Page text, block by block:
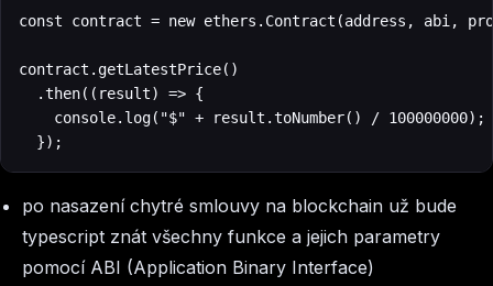
const contract = new ethers.Contract(address, abi,
contract.getLatestPrice()
	});
po nasazení chytré smlouvy na blockchain už bude
typescript znát všechny funkce a jejich parametry
pomocí ABI (Application Binary Interface)